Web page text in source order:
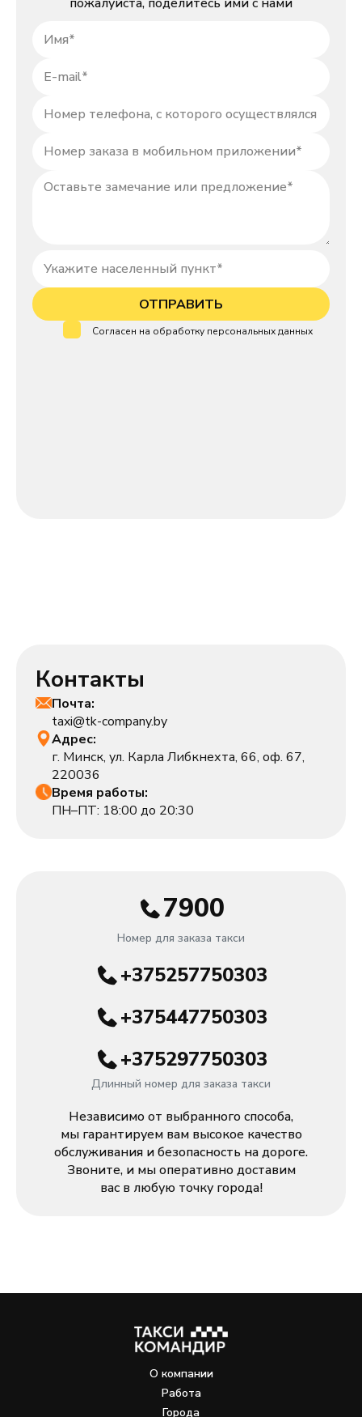
Согласен на обработку персональных данных
Контакты
Почта:
taxi@tk-company.by
Адрес:
г. Минск, ул. Карла Либкнехта, 66, оф. 67,
220036
Время работы:
ПН–ПТ: 18:00 до 20:30
7900
Номер для заказа такси
+375257750303
+375447750303
+375297750303
Длинный номер для заказа такси
Независимо от выбранного способа,
мы гарантируем вам высокое качество
обслуживания и безопасность на дороге.
Звоните, и мы оперативно доставим
вас в любую точку города!
О компании
Работа
Города